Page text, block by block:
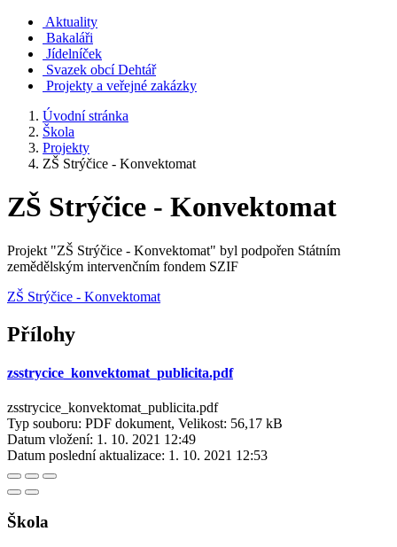
Aktuality
Bakaláři
Jídelníček
Svazek obcí Dehtář
Projekty a veřejné zakázky
Úvodní stránka
Škola
Projekty
ZŠ Strýčice - Konvektomat
ZŠ Strýčice - Konvektomat
Projekt "ZŠ Strýčice - Konvektomat" byl podpořen Státním
zemědělským intervenčním fondem SZIF
ZŠ Strýčice - Konvektomat
Přílohy
zsstrycice_konvektomat_publicita.pdf
zsstrycice_konvektomat_publicita.pdf
Typ souboru: PDF dokument, Velikost: 56,17 kB
Datum vložení: 1. 10. 2021 12:49
Datum poslední aktualizace: 1. 10. 2021 12:53
Škola